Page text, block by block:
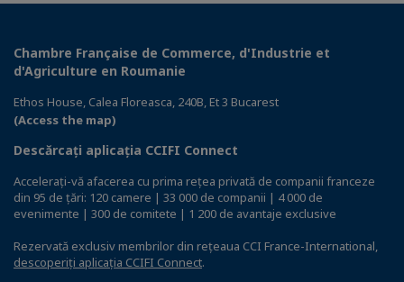
Chambre Française de Commerce, d'Industrie et
d'Agriculture en Roumanie
Ethos House, Calea Floreasca, 240B, Et 3 Bucarest
(Access the map)
Descărcați aplicația CCIFI Connect
Accelerați-vă afacerea cu prima rețea privată de companii franceze
din 95 de țări: 120 camere | 33 000 de companii | 4 000 de
evenimente | 300 de comitete | 1 200 de avantaje exclusive
Rezervată exclusiv membrilor din rețeaua CCI France-International,
descoperiți aplicația CCIFI Connect.